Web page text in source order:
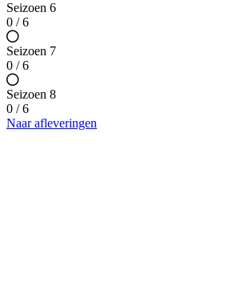
Seizoen 6
0 / 6
Seizoen 7
0 / 6
Seizoen 8
0 / 6
Naar afleveringen